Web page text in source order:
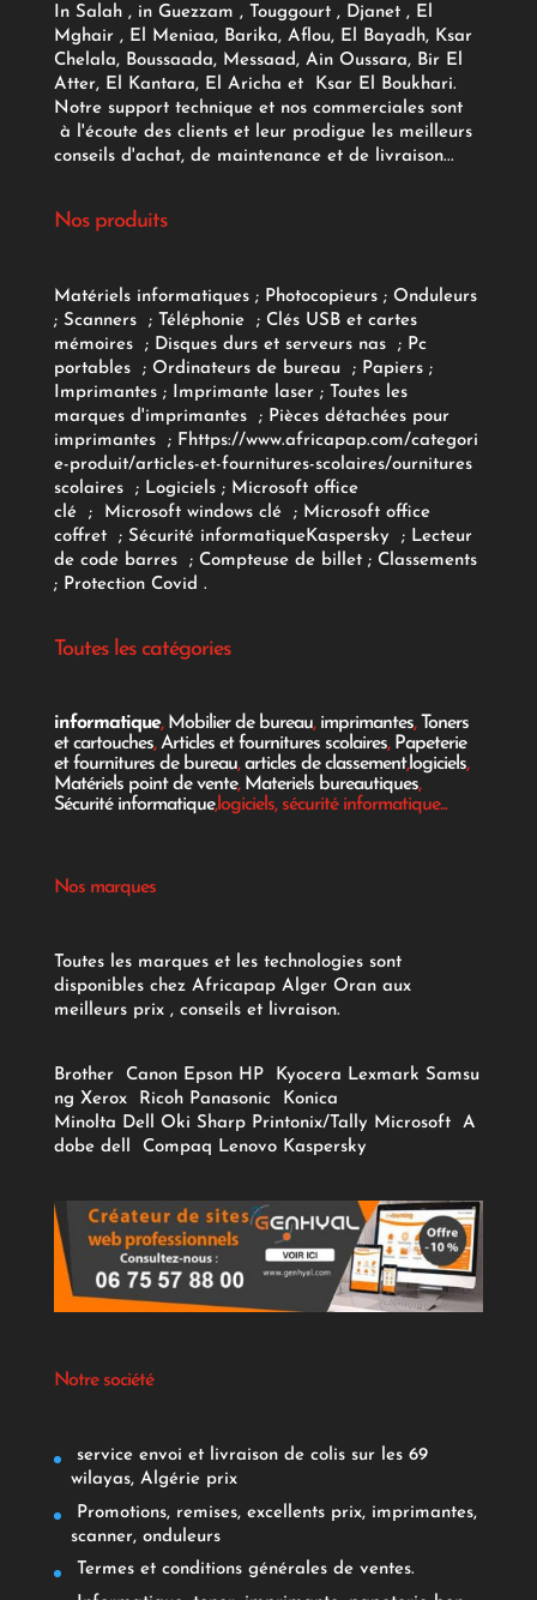
In Salah , in Guezzam , Touggourt , Djanet , El
Mghair , El Meniaa, Barika, Aflou, El Bayadh, Ksar
Chelala, Boussaada, Messaad, Ain Oussara, Bir El
Atter, El Kantara, El Aricha et Ksar El Boukhari.
Notre support technique et nos commerciales sont
à l'écoute des clients et leur prodigue les meilleurs
conseils d'achat, de maintenance et de livraison...
Nos produits
Matériels informatiques; Photocopieurs; Onduleurs
; Scanners ; Téléphonie ; Clés USB et cartes
mémoires
; Disques durs et serveurs nas ; Pc
portables
; Ordinateurs de bureau ; Papiers;
Imprimantes;Imprimante laser; Toutes les
marques d'imprimantes
; Pièces détachées pour
imprimantes
; Fhttps://www.africapap.com/categori
e-produit/articles-et-fournitures-scolaires/ournitures
scolaires; Logiciels ; Microsoft office
clé
; Microsoft windows clé; Microsoft office
coffret ; Sécurité informatiqueKaspersky ; Lecteur
de code barres
; Compteuse de billet; Classements
; Protection Covid .
Toutes les catégories
informatique, Mobilier de bureau, imprimantes, Toners
et cartouches,Articles et fournitures scolaires, Papeterie
et fournitures de bureau,articles de classement,logiciels,
Matériels point de vente, Materiels bureautiques,
Sécurité informatique,logiciels, sécurité informatique...
Nos marques
Toutes les marques et les technologies sont
disponibles chez Africapap Alger Oran aux
meilleurs prix , conseils et livraison.
Brother Canon Epson HP Kyocera Lexmark Samsu
ng Xerox Ricoh Panasonic
Konica
Minolta Dell Oki Sharp Printonix/Tally Microsoft
A
dobe dell Compaq Lenovo Kaspersky
Notre société
service envoi et livraison de colis sur les 69
wilayas, Algérie prix
Promotions, remises, excellents prix, imprimantes,
scanner, onduleurs
Termes et conditions générales de ventes.